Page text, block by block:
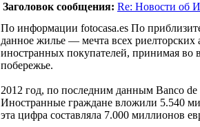
Заголовок сообщения: Re: Новости об
По информации fotocasa.es По
данное жилье — мечта всех риелторских
иностранных покупателей, принимая во
побережье.
2012 год, по последним данным Banco de
Иностранные граждане вложили 5.540
эта цифра составляла 7.000 миллионов